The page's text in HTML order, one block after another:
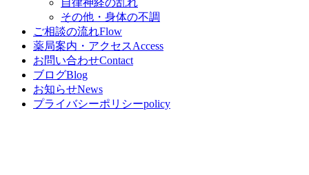
自律神経の乱れ
その他・身体の不調
ご相談の流れFlow
薬局案内・アクセスAccess
お問い合わせContact
ブログBlog
お知らせNews
プライバシーポリシーpolicy